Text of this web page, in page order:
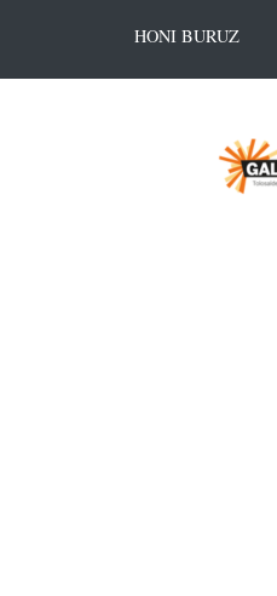
HONI BURUZ